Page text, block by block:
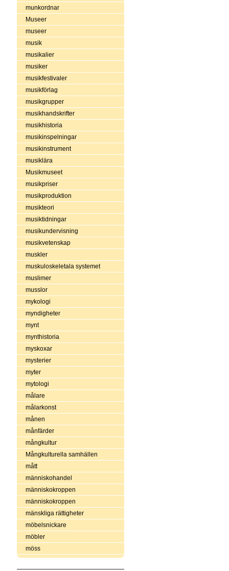
munkordnar
Museer
museer
musik
musikalier
musiker
musikfestivaler
musikförlag
musikgrupper
musikhandskrifter
musikhistoria
musikinspelningar
musikinstrument
musiklära
Musikmuseet
musikpriser
musikproduktion
musikteori
musiktidningar
musikundervisning
musikvetenskap
muskler
muskuloskeletala systemet
muslimer
musslor
mykologi
myndigheter
mynt
mynthistoria
myskoxar
mysterier
myter
mytologi
målare
målarkonst
månen
månfärder
mångkultur
Mångkulturella samhällen
mått
människohandel
människokroppen
människokroppen
mänskliga rättigheter
möbelsnickare
möbler
möss